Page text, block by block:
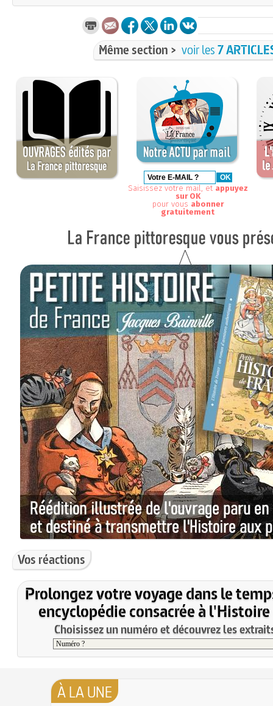
Même section > voir les7
Saisissez votre mail, et appuyez
sur OK
pour vous abonner
gratuitement
Vos réactions
Prolongez votre voyage dans le
encyclopédie consacrée à l'Histoire
Choisissez un numéro et découvrez les
À LA UNE